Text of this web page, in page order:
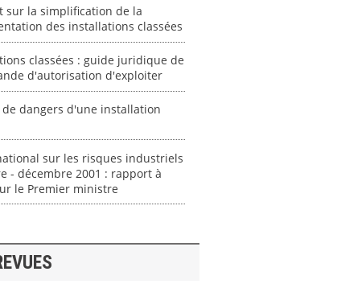
sur la simplification de la
des installations classées
classées : guide juridique de
d'autorisation d'exploiter
de dangers d'une installation
sur les risques industriels
- décembre 2001 : rapport à
le Premier ministre